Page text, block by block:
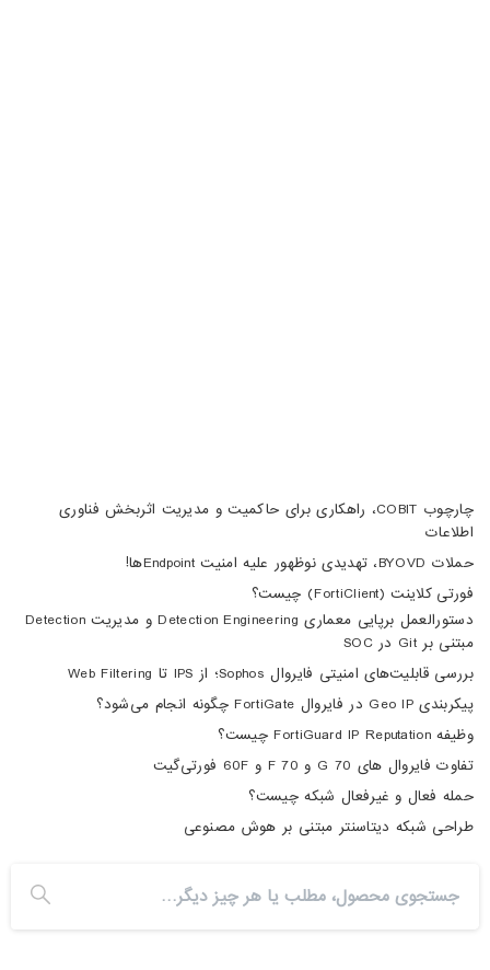
چارچوب COBIT، راهکاری برای حاکمیت و مدیریت اثربخش فناوری
اطلاعات
حملات BYOVD، تهدیدی نوظهور علیه امنیت Endpointها!
فورتی کلاینت (FortiClient) چیست؟
دستورالعمل برپایی معماری Detection Engineering و مدیریت Detection
مبتنی بر Git در SOC
بررسی قابلیت‌های امنیتی فایروال Sophos؛ از IPS تا Web Filtering
پیکربندی Geo IP در فایروال FortiGate چگونه انجام می‌شود؟
وظیفه FortiGuard IP Reputation چیست؟
تفاوت فایروال های 70 G و 70 F و 60F فورتی‌گیت
حمله فعال و غیرفعال شبکه چیست؟
طراحی شبکه دیتاسنتر مبتنی بر هوش مصنوعی